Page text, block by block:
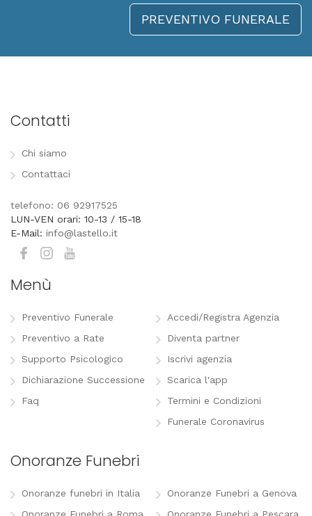
PREVENTIVO FUNERALE
Contatti
Chi siamo
Contattaci
telefono: 06 92917525
LUN-VEN orari: 10-13 / 15-18
E-Mail: info@lastello.it
Menù
Preventivo Funerale
Preventivo a Rate
Supporto Psicologico
Dichiarazione Successione
Faq
Accedi/Registra Agenzia
Diventa partner
Iscrivi agenzia
Scarica l'app
Termini e Condizioni
Funerale Coronavirus
Onoranze Funebri
Onoranze funebri in Italia
Onoranze Funebri a Genova